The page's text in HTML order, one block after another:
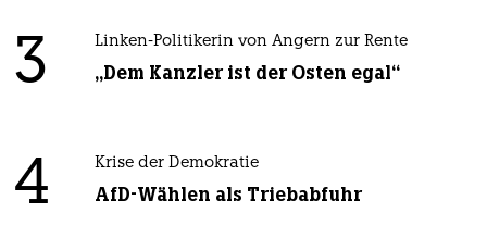
3 Linken-Politikerin von Angern zur Rente
„Dem Kanzler ist der Osten egal“
4 Krise der Demokratie
AfD-Wählen als Triebabfuhr